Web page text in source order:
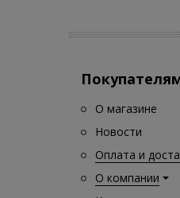
О магазине
Новости
Оплата и
О компании